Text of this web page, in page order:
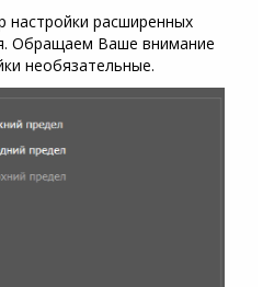
настройки расширенных
Обращаем Ваше внимание
необязательные.